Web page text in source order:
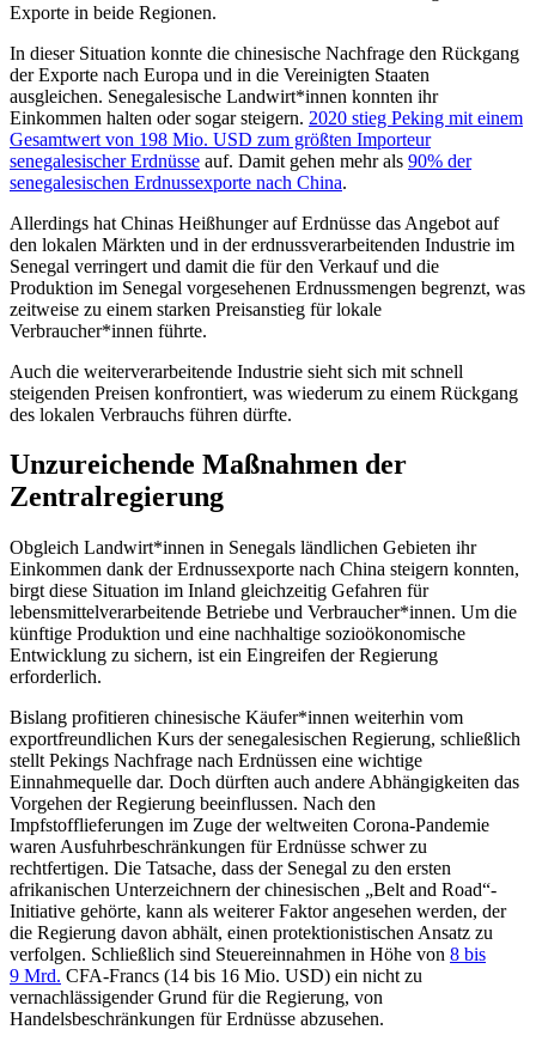
Exporte in beide Regionen.
In dieser Situation konnte die chinesische Nachfrage den Rückgang
der Exporte nach Europa und in die Vereinigten Staaten
ausgleichen. Senegalesische Landwirt*innen konnten ihr
Einkommen halten oder sogar steigern. 2020 stieg Peking mit einem
Gesamtwert von 198 Mio. USD zum größten Importeur
senegalesischer Erdnüsse auf. Damit gehen mehr als 90% der
senegalesischen Erdnussexporte nach China.
Allerdings hat Chinas Heißhunger auf Erdnüsse das Angebot auf
den lokalen Märkten und in der erdnussverarbeitenden Industrie im
Senegal verringert und damit die für den Verkauf und die
Produktion im Senegal vorgesehenen Erdnussmengen begrenzt, was
zeitweise zu einem starken Preisanstieg für lokale
Verbraucher*innen führte.
Auch die weiterverarbeitende Industrie sieht sich mit schnell
steigenden Preisen konfrontiert, was wiederum zu einem Rückgang
des lokalen Verbrauchs führen dürfte.
Unzureichende Maßnahmen der
Zentralregierung
Obgleich Landwirt*innen in Senegals ländlichen Gebieten ihr
Einkommen dank der Erdnussexporte nach China steigern konnten,
birgt diese Situation im Inland gleichzeitig Gefahren für
lebensmittelverarbeitende Betriebe und Verbraucher*innen. Um die
künftige Produktion und eine nachhaltige sozioökonomische
Entwicklung zu sichern, ist ein Eingreifen der Regierung
erforderlich.
Bislang profitieren chinesische Käufer*innen weiterhin vom
exportfreundlichen Kurs der senegalesischen Regierung, schließlich
stellt Pekings Nachfrage nach Erdnüssen eine wichtige
Einnahmequelle dar. Doch dürften auch andere Abhängigkeiten das
Vorgehen der Regierung beeinflussen. Nach den
Impfstofflieferungen im Zuge der weltweiten Corona-Pandemie
waren Ausfuhrbeschränkungen für Erdnüsse schwer zu
rechtfertigen. Die Tatsache, dass der Senegal zu den ersten
afrikanischen Unterzeichnern der chinesischen „Belt and Road“-
Initiative gehörte, kann als weiterer Faktor angesehen werden, der
die Regierung davon abhält, einen protektionistischen Ansatz zu
verfolgen. Schließlich sind Steuereinnahmen in Höhe von 8 bis
9 Mrd. CFA-Francs (14 bis 16 Mio. USD) ein nicht zu
vernachlässigender Grund für die Regierung, von
Handelsbeschränkungen für Erdnüsse abzusehen.